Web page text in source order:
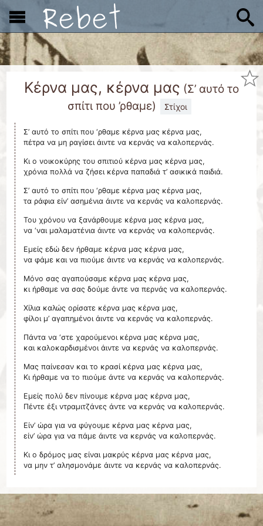
x
Κέρνα μας, κέρνα μας (Σ’ αυτό το
σπίτι που ’ρθαμε) Στίχοι
Σ’ αυτό το σπίτι που ‘ρθαμε κέρνα μας κέρνα μας,
πέτρα να μη ραγίσει άιντε να κερνάς να καλοπερνάς.
Κι ο νοικοκύρης του σπιτιού κέρνα μας κέρνα μας,
χρόνια πολλά να ζήσει κέρνα παπαδιά τ’ ασικικά παιδιά.
Σ’ αυτό το σπίτι που ‘ρθαμε κέρνα μας κέρνα μας,
τα ράφια είν’ ασημένια άιντε να κερνάς να καλοπερνάς.
Του χρόνου να ξανάρθουμε κέρνα μας κέρνα μας,
να ‘ναι μαλαματένια άιντε να κερνάς να καλοπερνάς.
Εμείς εδώ δεν ήρθαμε κέρνα μας κέρνα μας,
να φάμε και να πιούμε άιντε να κερνάς να καλοπερνάς.
Μόνο σας αγαπούσαμε κέρνα μας κέρνα μας,
κι ήρθαμε να σας δούμε άντε να περνάς να καλοπερνάς.
Χίλια καλώς ορίσατε κέρνα μας κέρνα μας,
φίλοι μ’ αγαπημένοι άιντε να κερνάς να καλοπερνάς.
Πάντα να ‘στε χαρούμενοι κέρνα μας κέρνα μας,
και καλοκαρδισμένοι άιντε να κερνάς να καλοπερνάς.
Μας παίνεσαν και το κρασί κέρνα μας κέρνα μας,
Κι ήρθαμε να το πιούμε άντε να κερνάς να καλοπερνάς.
Εμείς πολύ δεν πίνουμε κέρνα μας κέρνα μας,
Πέντε έξι ντραμιτζάνες άντε να κερνάς να καλοπερνάς.
Είν’ ώρα για να φύγουμε κέρνα μας κέρνα μας,
είν’ ώρα για να πάμε άιντε να κερνάς να καλοπερνάς.
Κι ο δρόμος μας είναι μακρύς κέρνα μας κέρνα μας,
να μην τ’ αλησμονάμε άιντε να κερνάς να καλοπερνάς.